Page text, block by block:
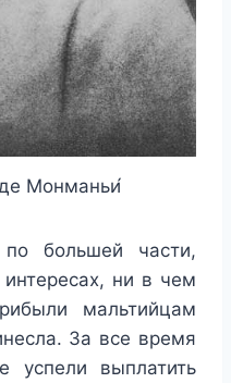
Монманьи́
большей части,
ни в чем
мальтийцам
За все время
успели выплатить